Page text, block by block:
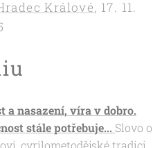
Králové, 17. 11.
a nasazení, víra v dobro.
stále potřebuje... Slovo o
cyrilometodějské tradici,